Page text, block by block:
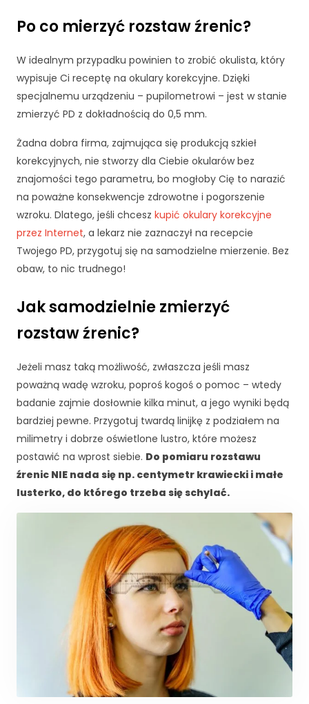
Po co mierzyć rozstaw źrenic?
W idealnym przypadku powinien to zrobić okulista, który
wypisuje Ci receptę na okulary korekcyjne. Dzięki
specjalnemu urządzeniu – pupilometrowi – jest w stanie
zmierzyć PD z dokładnością do 0,5 mm.
Żadna dobra firma, zajmująca się produkcją szkieł
korekcyjnych, nie stworzy dla Ciebie okularów bez
znajomości tego parametru, bo mogłoby Cię to narazić
na poważne konsekwencje zdrowotne i pogorszenie
wzroku. Dlatego, jeśli chcesz kupić okulary korekcyjne
przez Internet, a lekarz nie zaznaczył na recepcie
Twojego PD, przygotuj się na samodzielne mierzenie. Bez
obaw, to nic trudnego!
Jak samodzielnie zmierzyć
rozstaw źrenic?
Jeżeli masz taką możliwość, zwłaszcza jeśli masz
poważną wadę wzroku, poproś kogoś o pomoc – wtedy
badanie zajmie dosłownie kilka minut, a jego wyniki będą
bardziej pewne. Przygotuj twardą linijkę z podziałem na
milimetry i dobrze oświetlone lustro, które możesz
postawić na wprost siebie. Do pomiaru rozstawu
źrenic NIE nada się np. centymetr krawiecki i małe
lusterko, do którego trzeba się schylać.